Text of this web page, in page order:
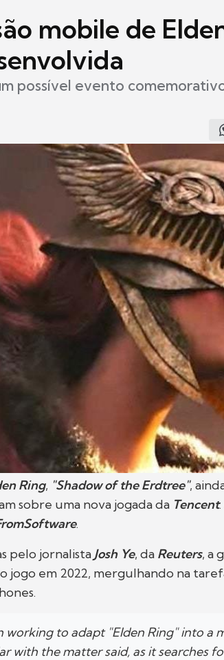
mobile de
possível evento
Ring, "Shadow of the Erdtree",
sobre uma nova jogada da Tencent
.
pelo jornalista Josh Ye, da Reuters, a
jogo em 2022, mergulhando na
working to adapt "Elden Ring" into a
with the matter said, as it searches